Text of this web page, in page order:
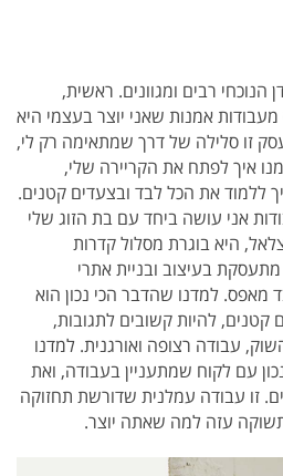
הנוכחי רבים ומגוונים. ראשית,
אמנות שאני יוצר בעצמי היא
זו סלילה של דרך שמתאימה רק לי,
איך לפתח את הקריירה שלי,
ללמוד את הכל לבד ובצעדים קטנים.
אני עושה ביחד עם בת הזוג שלי
היא בוגרת מסלול קדרות
בעיצוב ובניית אתרי
מאפס. למדנו שהדבר הכי נכון הוא
להיות קשובים לתגובות,
עבודה רצופה ואורגנית. למדנו
עם לקוח שמתעניין בעבודה, ואת
זו עבודה עמלנית שדורשת תחזוקה
עזה למה שאתה יוצר.